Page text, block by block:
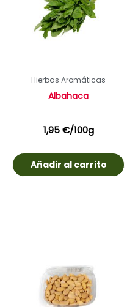
Hierbas Aromáticas
Albahaca
1,95€/100g
Añadir al carrito